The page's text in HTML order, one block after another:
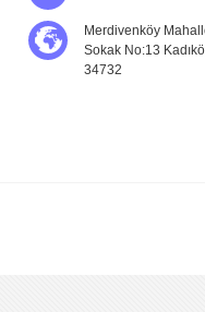
Merdivenköy
Sokak No:13
34732